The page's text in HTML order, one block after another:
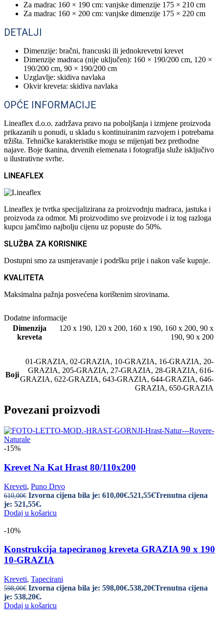
Za madrac 160 × 190 cm: vanjske dimenzije 175 × 210 cm
Za madrac 160 × 200 cm: vanjske dimenzije 175 × 220 cm
DETALJI
Dimenzije: bračni, francuski ili jednokrevetni krevet
Dimenzije madraca (nije uključen): 160 × 190/200 cm, 120 ×
190/200 cm, 90 × 190/200 cm
Uzglavlje: skidiva navlaka
Okvir kreveta: skidiva navlaka
OPĆE INFORMACIJE
Lineaflex d.o.o. zadržava pravo na poboljšanja i izmjene proizvoda
prikazanih u ponudi, u skladu s kontinuiranim razvojem i potrebama
tržišta. Tehničke karakteristike mogu se mijenjati bez prethodne
najave. Boje tkanina, drvenih elemenata i fotografija služe isključivo
u ilustrativne svrhe.
LINEAFLEX
Lineaflex je tvrtka specijalizirana za proizvodnju madraca, jastuka i
proizvoda za odmor. Mi proizvodimo sve proizvode i iz tog razloga
kupcu jamčimo najbolju cijenu uz popuste do 50%.
SLUŽBA ZA KORISNIKE
Dostupni smo za usmjeravanje i podršku prije i nakon vaše kupnje.
KVALITETA
Maksimalna pažnja posvećena korištenim sirovinama.
Dodatne informacije
Dimenzija
kreveta
120 x 190, 120 x 200, 160 x 190, 160 x 200, 90 x
190, 90 x 200
Boji
01-GRAZIA, 02-GRAZIA, 10-GRAZIA, 16-GRAZIA, 20-
GRAZIA, 205-GRAZIA, 27-GRAZIA, 28-GRAZIA, 616-
GRAZIA, 622-GRAZIA, 643-GRAZIA, 644-GRAZIA, 646-
GRAZIA, 650-GRAZIA
Povezani proizvodi
-15%
Krevet Na Kat Hrast 80/110x200
Kreveti, Puno Drvo
610,00€ Izvorna cijena bila je: 610,00€.521,55€Trenutna cijena
je: 521,55€.
Dodaj u košaricu
-10%
Konstrukcija tapeciranog kreveta GRAZIA 90 x 190
10-GRAZIA
Kreveti, Tapecirani
598,00€ Izvorna cijena bila je: 598,00€.538,20€Trenutna cijena
je: 538,20€.
Dodaj u košaricu